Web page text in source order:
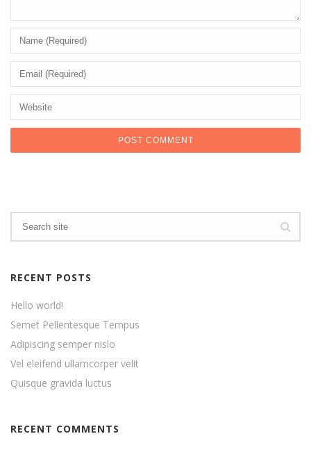
RECENT POSTS
Hello world!
Semet Pellentesque Tempus
Adipiscing semper nislo
Vel eleifend ullamcorper velit
Quisque gravida luctus
RECENT COMMENTS